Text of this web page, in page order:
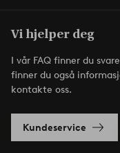
Vi hjelper deg
I vår FAQ finner du
finner du også
kontakte oss.
Kundeservice